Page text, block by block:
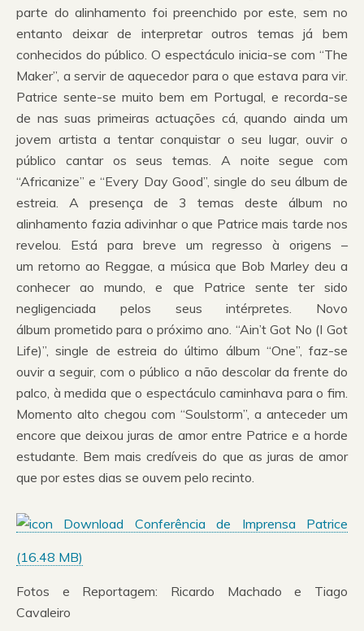
parte do alinhamento foi preenchido por este, sem no
entanto deixar de interpretar outros temas já bem
conhecidos do público. O espectáculo inicia-se com “The
Maker”, a servir de aquecedor para o que estava para vir.
Patrice sente-se muito bem em Portugal, e recorda-se
de nas suas primeiras actuações cá, quando ainda um
jovem artista a tentar conquistar o seu lugar, ouvir o
público cantar os seus temas. A noite segue com
“Africanize” e “Every Day Good”, single do seu álbum de
estreia. A presença de 3 temas deste álbum no
alinhamento fazia adivinhar o que Patrice mais tarde nos
revelou. Está para breve um regresso à origens –
um retorno ao Reggae, a música que Bob Marley deu a
conhecer ao mundo, e que Patrice sente ter sido
negligenciada pelos seus intérpretes. Novo
álbum prometido para o próximo ano. “Ain’t Got No (I Got
Life)”, single de estreia do último álbum “One”, faz-se
ouvir a seguir, com o público a não descolar da frente do
palco, à medida que o espectáculo caminhava para o fim.
Momento alto chegou com “Soulstorm”, a anteceder um
encore que deixou juras de amor entre Patrice e a horde
estudante. Bem mais credíveis do que as juras de amor
que por estes dias se ouvem pelo recinto.
Download Conferência de Imprensa Patrice
(16.48 MB)
Fotos e Reportagem: Ricardo Machado e Tiago
Cavaleiro